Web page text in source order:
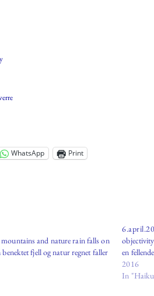
WhatsApp Print
and nature rain falls on
fjell og natur regnet faller
en
2016
In